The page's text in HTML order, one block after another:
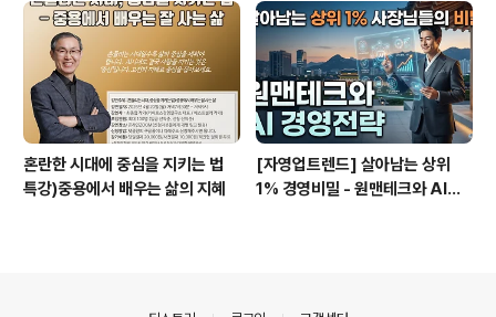
혼란한 시대에 중심을 지키는 법
특강)중용에서 배우는 삶의 지혜
[자영업트렌드] 살아남는 상위
1% 경영비밀 - 원맨테크와 AI경